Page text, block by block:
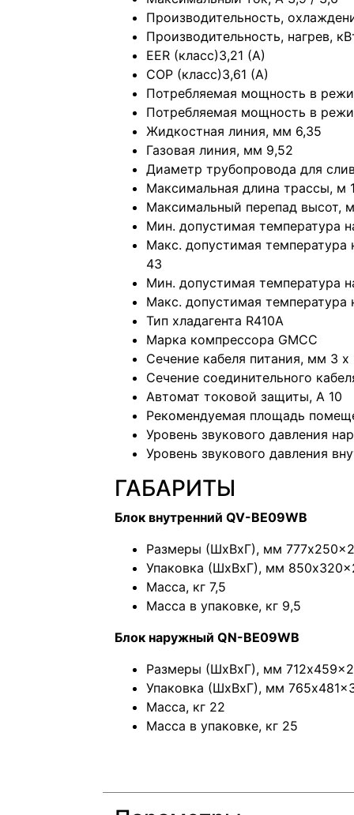
Производительность,
Производительность, нагрев,
EER (класс)3,21 (A)
COP (класс)3,61 (A)
Потребляемая мощность в
Потребляемая мощность в
Жидкостная линия, мм 6,35
Газовая линия, мм 9,52
Диаметр трубопровода для
Максимальная длина трассы, м
Максимальный перепад высот,
Мин. допустимая температура
Макс. допустимая
43
Мин. допустимая температура
Макс. допустимая
Тип хладагента R410A
Марка компрессора GMCC
Сечение кабеля питания, мм 3 х
Сечение соединительного
Автомат токовой защиты, A 10
Рекомендуемая площадь
Уровень звукового давления
Уровень звукового давления
ГАБАРИТЫ
Блок внутренний QV-BE09WB
Размеры (ШхВхГ), мм
Упаковка (ШхВхГ), мм
Масса, кг 7,5
Масса в упаковке, кг 9,5
Блок наружный QN-BE09WB
Размеры (ШхВхГ), мм
Упаковка (ШхВхГ), мм
Масса, кг 22
Масса в упаковке, кг 25